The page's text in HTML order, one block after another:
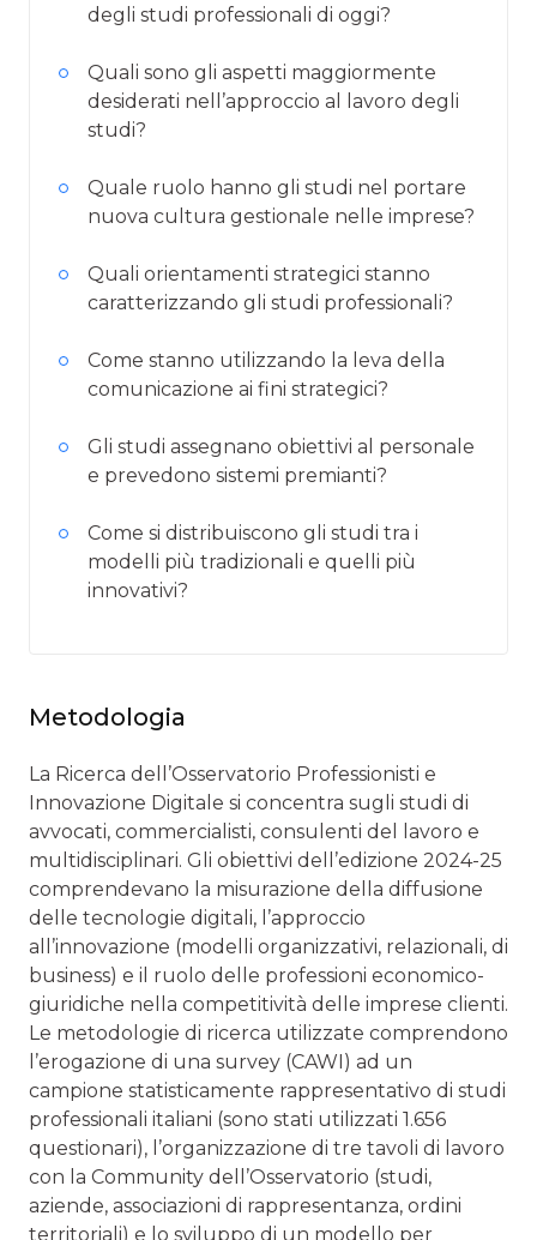
degli studi professionali di oggi?
Quali sono gli aspetti maggiormente
desiderati nell’approccio al lavoro degli
studi?
Quale ruolo hanno gli studi nel portare
nuova cultura gestionale nelle imprese?
Quali orientamenti strategici stanno
caratterizzando gli studi professionali?
Come stanno utilizzando la leva della
comunicazione ai fini strategici?
Gli studi assegnano obiettivi al personale
e prevedono sistemi premianti?
Come si distribuiscono gli studi tra i
modelli più tradizionali e quelli più
innovativi?
Metodologia
La Ricerca dell’Osservatorio Professionisti e
Innovazione Digitale si concentra sugli studi di
avvocati, commercialisti, consulenti del lavoro e
multidisciplinari. Gli obiettivi dell’edizione 2024-25
comprendevano la misurazione della diffusione
delle tecnologie digitali, l’approccio
all’innovazione (modelli organizzativi, relazionali, di
business) e il ruolo delle professioni economico-
giuridiche nella competitività delle imprese clienti.
Le metodologie di ricerca utilizzate comprendono
l’erogazione di una survey (CAWI) ad un
campione statisticamente rappresentativo di studi
professionali italiani (sono stati utilizzati 1.656
questionari), l’organizzazione di tre tavoli di lavoro
con la Community dell’Osservatorio (studi,
aziende, associazioni di rappresentanza, ordini
territoriali) e lo sviluppo di un modello per